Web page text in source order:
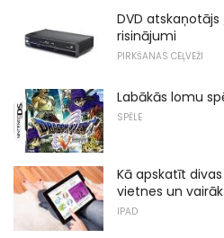
DVD
risinājumi
PIRKŠANAS CEĻVEŽI
Labākās lomu
SPĒLE
Kā apskatīt
vietnes un
IPAD